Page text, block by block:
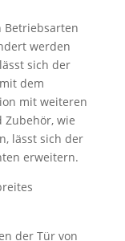
Betriebsarten
werden
sich der
dem
mit weiteren
wie
lässt sich der
erweitern.
der Tür von